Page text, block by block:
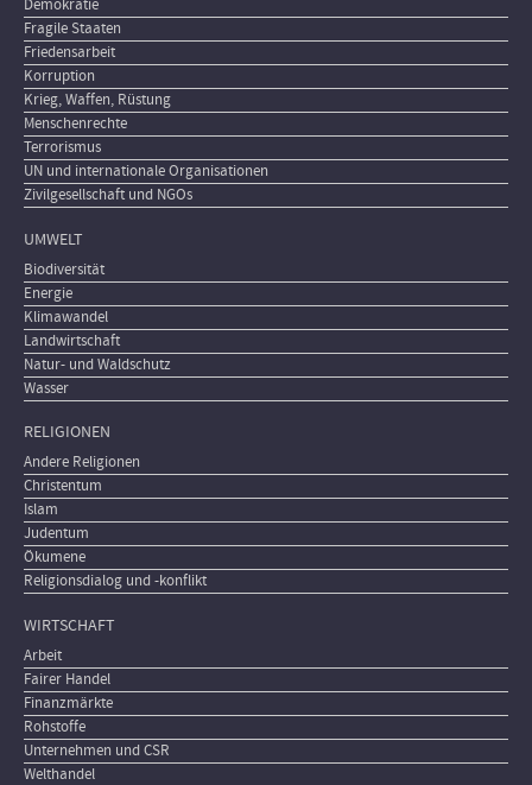
Demokratie
Fragile Staaten
Friedensarbeit
Korruption
Krieg, Waffen, Rüstung
Menschenrechte
Terrorismus
UN und internationale Organisationen
Zivilgesellschaft und NGOs
UMWELT
Biodiversität
Energie
Klimawandel
Landwirtschaft
Natur- und Waldschutz
Wasser
RELIGIONEN
Andere Religionen
Christentum
Islam
Judentum
Ökumene
Religionsdialog und -konflikt
WIRTSCHAFT
Arbeit
Fairer Handel
Finanzmärkte
Rohstoffe
Unternehmen und CSR
Welthandel